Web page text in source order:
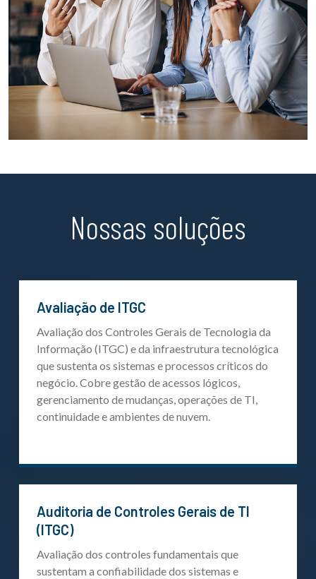
Nossas soluções
Avaliação de ITGC
Avaliação dos Controles Gerais de Tecnologia da
Informação (ITGC) e da infraestrutura tecnológica
que sustenta os sistemas e processos críticos do
negócio. Cobre gestão de acessos lógicos,
gerenciamento de mudanças, operações de TI,
continuidade e ambientes de nuvem.
Auditoria de Controles Gerais de TI
(ITGC)
Avaliação dos controles fundamentais que
sustentam a confiabilidade dos sistemas e